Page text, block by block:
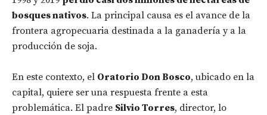
bosques nativos. La principal causa es el avance de la
frontera agropecuaria destinada a la ganadería y a la
producción de soja.
En este contexto, el Oratorio Don Bosco, ubicado en la
capital, quiere ser una respuesta frente a esta
problemática. El padre Silvio Torres, director, lo